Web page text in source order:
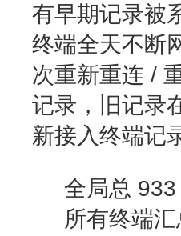
有早期记录被
终端全天不断
次重新重连 /
记录，
旧记录
新接入终端记
全局总
所有终端